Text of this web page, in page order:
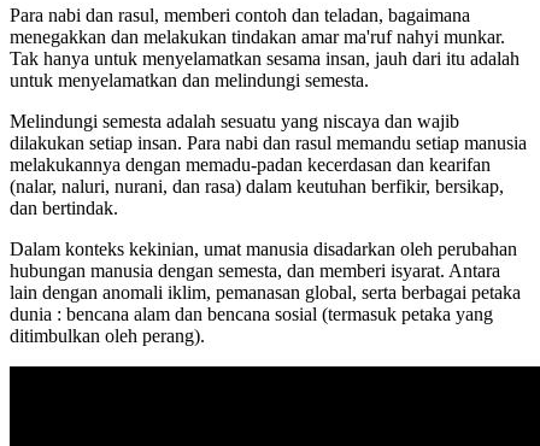
Para nabi dan rasul, memberi contoh dan teladan, bagaimana
menegakkan dan melakukan tindakan amar ma'ruf nahyi munkar.
Tak hanya untuk menyelamatkan sesama insan, jauh dari itu adalah
untuk menyelamatkan dan melindungi semesta.
Melindungi semesta adalah sesuatu yang niscaya dan wajib
dilakukan setiap insan. Para nabi dan rasul memandu setiap manusia
melakukannya dengan memadu-padan kecerdasan dan kearifan
(nalar, naluri, nurani, dan rasa) dalam keutuhan berfikir, bersikap,
dan bertindak.
Dalam konteks kekinian, umat manusia disadarkan oleh perubahan
hubungan manusia dengan semesta, dan memberi isyarat. Antara
lain dengan anomali iklim, pemanasan global, serta berbagai petaka
dunia : bencana alam dan bencana sosial (termasuk petaka yang
ditimbulkan oleh perang).